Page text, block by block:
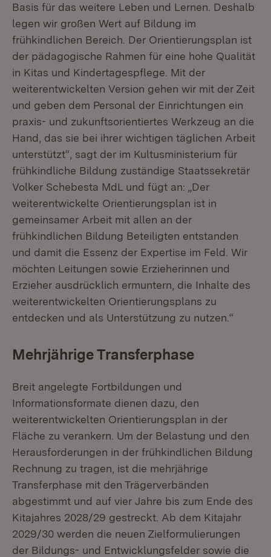
Basis für das weitere Leben und Lernen. Deshalb
legen wir großen Wert auf Bildung im
frühkindlichen Bereich. Der Orientierungsplan ist
der pädagogische Rahmen für eine hohe Qualität
in Kitas und Kindertagespflege. Mit der
weiterentwickelten Version gehen wir mit der Zeit
und geben dem Personal der Einrichtungen ein
praxis- und zukunftsorientiertes Werkzeug an die
Hand, das sie bei ihrer wichtigen täglichen Arbeit
unterstützt“, sagt der im Kultusministerium für
frühkindliche Bildung zuständige Staatssekretär
Volker Schebesta MdL und fügt an: „Der
weiterentwickelte Orientierungsplan ist in
gemeinsamer Arbeit mit allen an der
frühkindlichen Bildung Beteiligten entstanden
und damit die Essenz der Expertise im Feld. Wir
möchten Leitungen sowie Erzieherinnen und
Erzieher ausdrücklich ermuntern, die Inhalte des
weiterentwickelten Orientierungsplans zu
entdecken und als Unterstützung zu nutzen.“
Mehrjährige Transferphase
Breit angelegte Fortbildungen und
Informationsformate dienen dazu, den
weiterentwickelten Orientierungsplan in der
Fläche zu verankern. Um der Belastung und den
Herausforderungen in der frühkindlichen Bildung
Rechnung zu tragen, ist die mehrjährige
Transferphase mit den Trägerverbänden
abgestimmt und auf vier Jahre bis zum Ende des
Kitajahres 2028/29 gestreckt. Ab dem Kitajahr
2029/30 werden die neuen Zielformulierungen
der Bildungs- und Entwicklungsfelder sowie die